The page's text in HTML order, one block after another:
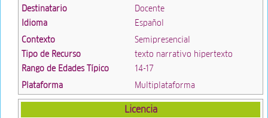
Destinatario
Docente
Idioma
Español
Contexto
Semipresencial
Tipo de Recurso
texto narrativo hipertexto
Rango de Edades Típico
14-17
Plataforma
Multiplataforma
Licencia